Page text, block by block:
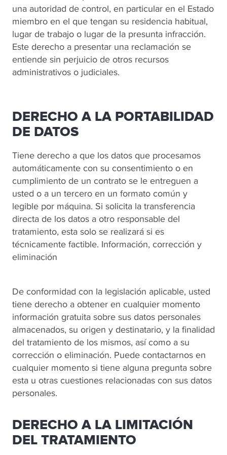
una autoridad de control, en particular en el Estado
miembro en el que tengan su residencia habitual,
lugar de trabajo o lugar de la presunta infracción.
Este derecho a presentar una reclamación se
entiende sin perjuicio de otros recursos
administrativos o judiciales.
DERECHO A LA PORTABILIDAD
DE DATOS
Tiene derecho a que los datos que procesamos
automáticamente con su consentimiento o en
cumplimiento de un contrato se le entreguen a
usted o a un tercero en un formato común y
legible por máquina. Si solicita la transferencia
directa de los datos a otro responsable del
tratamiento, esta solo se realizará si es
técnicamente factible. Información, corrección y
eliminación
De conformidad con la legislación aplicable, usted
tiene derecho a obtener en cualquier momento
información gratuita sobre sus datos personales
almacenados, su origen y destinatario, y la finalidad
del tratamiento de los mismos, así como a su
corrección o eliminación. Puede contactarnos en
cualquier momento si tiene alguna pregunta sobre
esta u otras cuestiones relacionadas con sus datos
personales.
DERECHO A LA LIMITACIÓN
DEL TRATAMIENTO